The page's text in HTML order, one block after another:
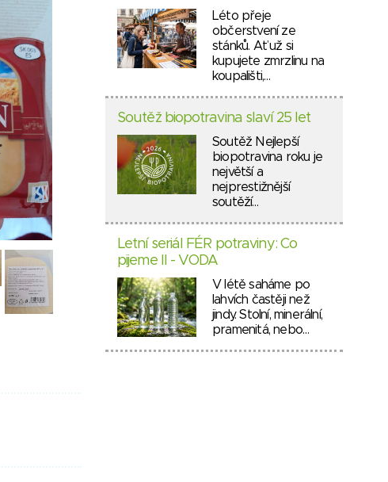
Léto přeje
občerstvení ze
stánků. Ať už si
kupujete zmrzlinu na
koupališti,…
Soutěž biopotravina slaví 25 let
Soutěž Nejlepší
biopotravina roku je
největší a
nejprestižnější
soutěží…
Letní seriál FÉR potraviny: Co
pijeme II - VODA
V létě saháme po
lahvích častěji než
jindy. Stolní, minerální,
pramenitá, nebo…